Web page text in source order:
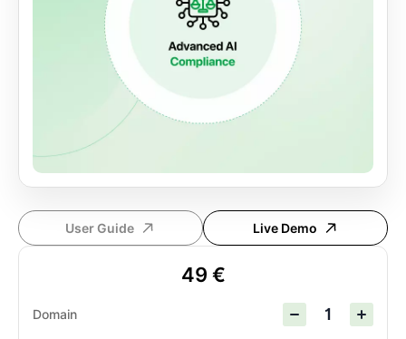
User Guide Live Demo
49 €
Domain